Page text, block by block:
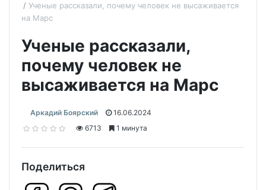
Ученые рассказали, почему человек не высаживается
на Марс
Ученые рассказали,
почему человек не
высаживается на Марс
Аркадий Боярский
16.06.2024
6713
1 минута
Поделиться